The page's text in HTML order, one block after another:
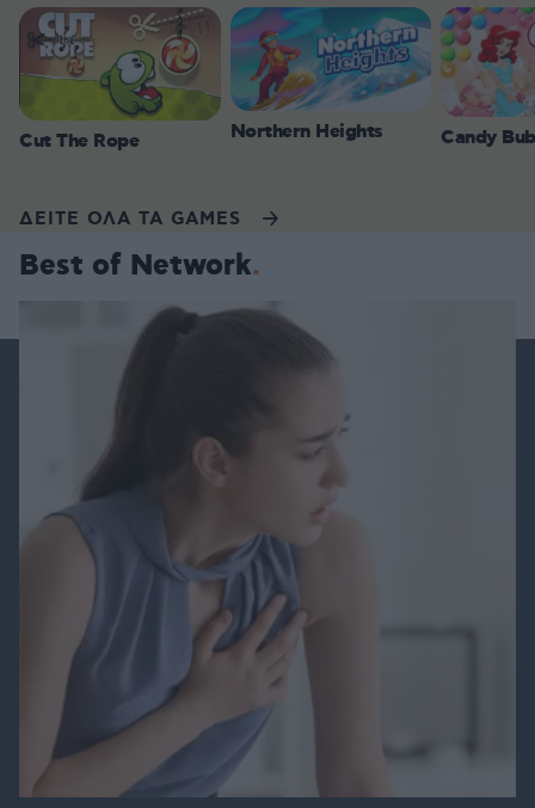
Cut The Rope Northern Heights Candy
ΔΕΙΤΕ ΟΛΑ ΤΑ GAMES
Best of Network